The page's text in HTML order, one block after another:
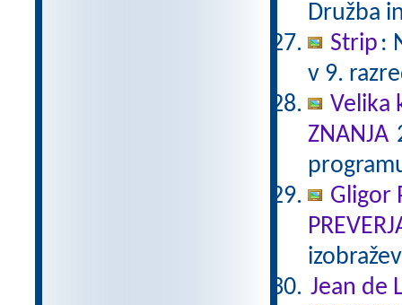
Družba
Strip :
v 9.
Velika
ZNANJA
Gligor
Jean de